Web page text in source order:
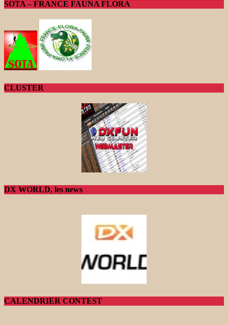
SOTA – FRANCE FAUNA FLORA
CLUSTER
DX WORLD, les news
CALENDRIER CONTEST